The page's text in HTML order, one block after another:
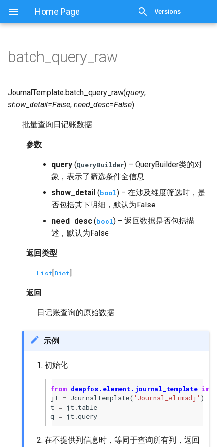
Home Page Versions
显示源代码
batch_query_raw
JournalTemplate.batch_query_raw(query,
show_detail=False, need_desc=False)
批量查询日记账数据
参数
query (QueryBuilder) – QueryBuilder类的对
象，表示了筛选条件全信息
show_detail (bool) – 在涉及维度筛选时，是
否包括其下明细，默认为False
need_desc (bool) – 返回数据是否包括描
述，默认为False
返回类型
List[Dict]
返回
日记账查询的原始数据
示例
初始化
from deepfos.element.journal_template
jt = JournalTemplate( 'Journal_elimadj' )
t = jt . table
q = jt .query
在不提供列信息时，等同于查询所有列，返回